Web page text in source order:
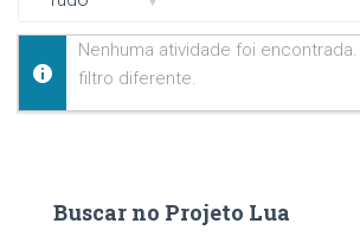
Nenhuma atividade foi
filtro diferente.
Buscar no Projeto Lua